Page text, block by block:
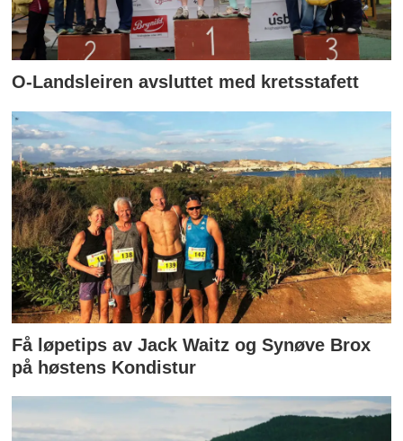
O-Landsleiren avsluttet med kretsstafett
Få løpetips av Jack Waitz og Synøve Brox
på høstens Kondistur